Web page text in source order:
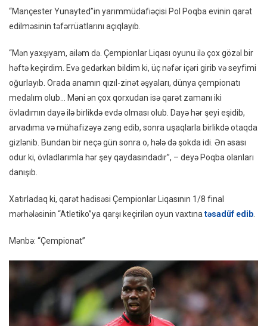
“Mançester Yunayted”in yarımmüdafiəçisi Pol Poqba evinin qarət
edilməsinin təfərrüatlarını açıqlayıb.
“Mən yaxşıyam, ailəm də. Çempionlar Liqası oyunu ilə çox gözəl bir
həftə keçirdim. Evə gedərkən bildim ki, üç nəfər içəri girib və seyfimi
oğurlayıb. Orada anamın qızıl-zinət əşyaları, dünya çempionatı
medalım olub… Məni ən çox qorxudan isə qarət zamanı iki
övladımın dayə ilə birlikdə evdə olması olub. Dayə hər şeyi eşidib,
arvadıma və mühafizəyə zəng edib, sonra uşaqlarla birlikdə otaqda
gizlənib. Bundan bir neçə gün sonra o, hələ də şokda idi. Ən əsası
odur ki, övladlarımla hər şey qaydasındadır”, – deyə Poqba olanları
danışıb.
Xatırladaq ki, qarət hadisəsi Çempionlar Liqasının 1/8 final
mərhələsinin “Atletiko”ya qarşı keçirilən oyun vaxtınatəsadüf edib.
Mənbə: “Çempionat”